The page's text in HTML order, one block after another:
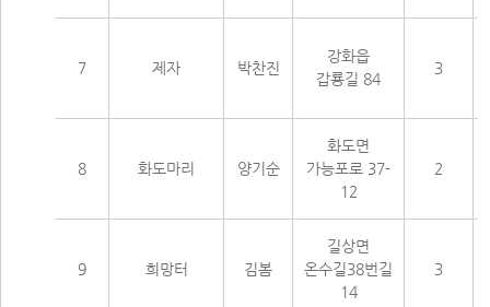
7 제자 박찬진
강화읍
갑룡길 84
3
8 화도마리 양기순
화도면
가능포로 37-
12
2
9 희망터 김봄
길상면
온수길38번길
14
3